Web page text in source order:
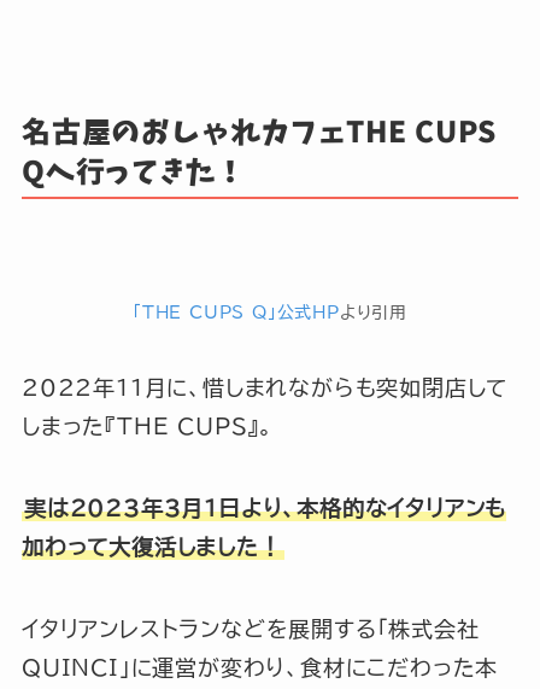
名古屋のおしゃれカフェTHE CUPS
Qへ行ってきた！
「THE CUPS Q」公式HPより引用
2022年11月に、惜しまれながらも突如閉店して
しまった『THE CUPS』。
実は2023年3月1日より、本格的なイタリアンも
加わって大復活しました！
イタリアンレストランなどを展開する「株式会社
QUINCI」に運営が変わり、食材にこだわった本